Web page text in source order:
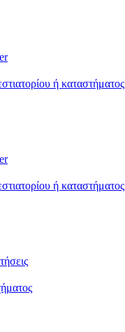
ή καταστήματος
ή καταστήματος